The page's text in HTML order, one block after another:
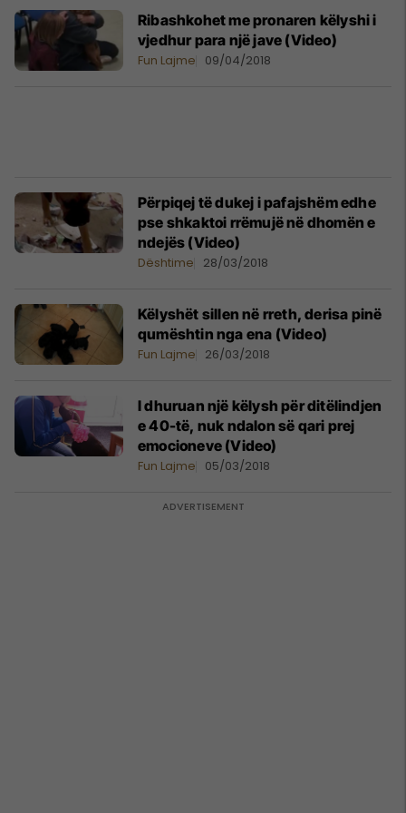
Ribashkohet me pronaren këlyshi i
vjedhur para një jave (Video)
Fun Lajme 09/04/2018
Përpiqej të dukej i pafajshëm edhe
pse shkaktoi rrëmujë në dhomën e
ndejës (Video)
Dështime 28/03/2018
Këlyshët sillen në rreth, derisa pinë
qumështin nga ena (Video)
Fun Lajme 26/03/2018
I dhuruan një këlysh për ditëlindjen
e 40-të, nuk ndalon së qari prej
emocioneve (Video)
Fun Lajme 05/03/2018